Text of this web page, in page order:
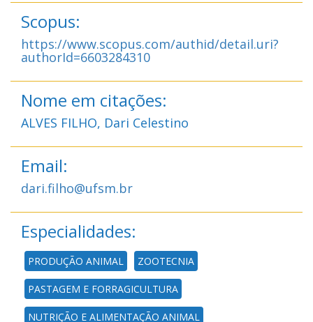
Scopus:
https://www.scopus.com/authid/detail.uri?
authorId=6603284310
Nome em citações:
ALVES FILHO, Dari Celestino
Email:
dari.filho@ufsm.br
Especialidades:
PRODUÇÃO ANIMAL ZOOTECNIA
PASTAGEM E FORRAGICULTURA
NUTRIÇÃO E ALIMENTAÇÃO ANIMAL